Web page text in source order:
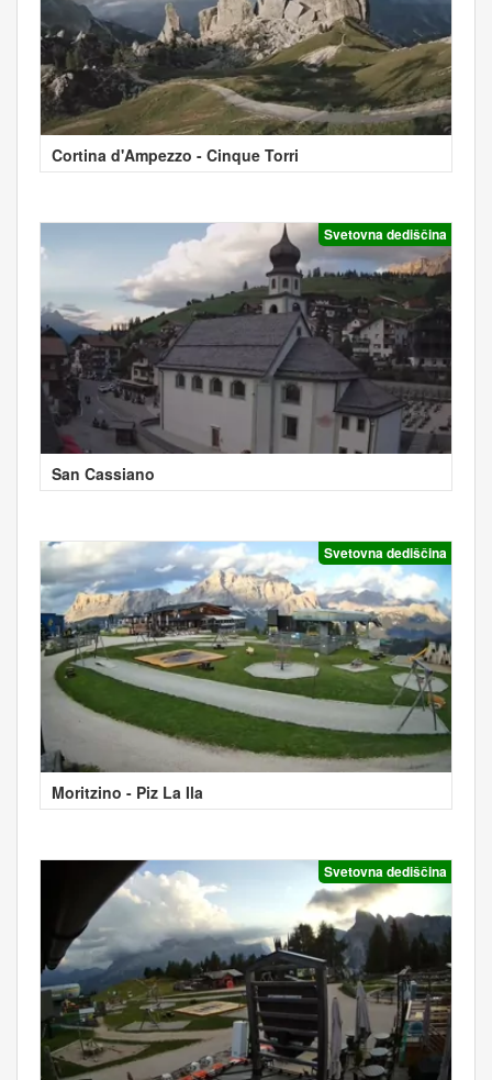
Cortina d'Ampezzo - Cinque Torri
Svetovna dediščina
San Cassiano
Svetovna dediščina
Moritzino - Piz La Ila
Svetovna dediščina